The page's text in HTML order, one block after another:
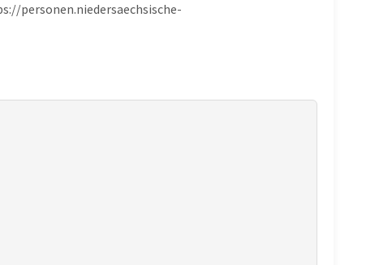
personen.niedersaechsische-